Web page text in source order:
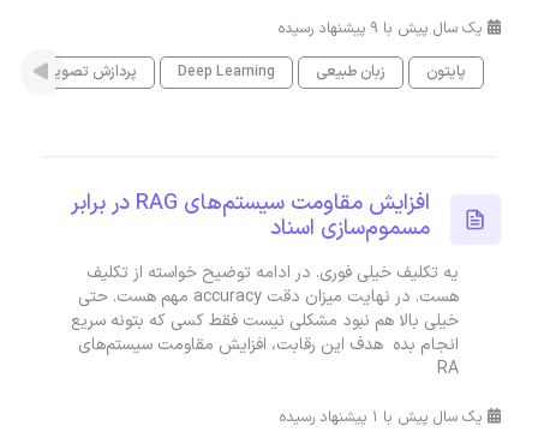
یک سال پیش با 9 پیشنهاد رسیده
پایتون
زبان طبیعی Deep Learning پردازش تصویر
افزایش مقاومت سیستم‌های RAG در برابر
مسموم‌سازی اسناد
یه تکلیف خیلی فوری. در ادامه توضیح خواسته از تکلیف
هست. در نهایت میزان دقت accuracy مهم هست. حتی
خیلی بالا هم نبود مشکلی نیست فقط کسی که بتونه سریع
انجام بده هدف این رقابت، افزایش مقاومت سیستم‌های
RA
یک سال پیش با 1 پیشنهاد رسیده